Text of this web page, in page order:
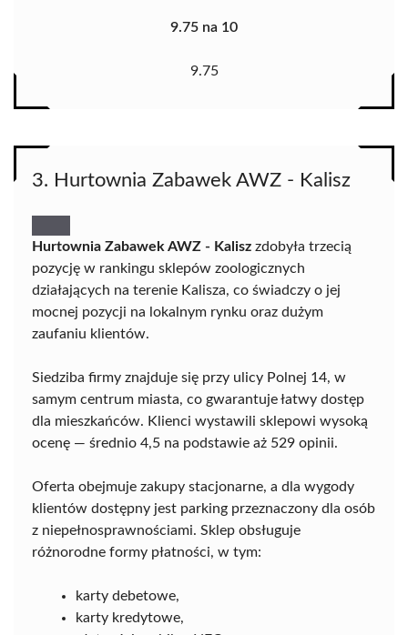
9.75 na 10
9.75
3. Hurtownia Zabawek AWZ - Kalisz
Hurtownia Zabawek AWZ - Kalisz zdobyła trzecią
pozycję w rankingu sklepów zoologicznych
działających na terenie Kalisza, co świadczy o jej
mocnej pozycji na lokalnym rynku oraz dużym
zaufaniu klientów.
Siedziba firmy znajduje się przy ulicy Polnej 14, w
samym centrum miasta, co gwarantuje łatwy dostęp
dla mieszkańców. Klienci wystawili sklepowi wysoką
ocenę — średnio 4,5 na podstawie aż 529 opinii.
Oferta obejmuje zakupy stacjonarne, a dla wygody
klientów dostępny jest parking przeznaczony dla osób
z niepełnosprawnościami. Sklep obsługuje
różnorodne formy płatności, w tym:
karty debetowe,
karty kredytowe,